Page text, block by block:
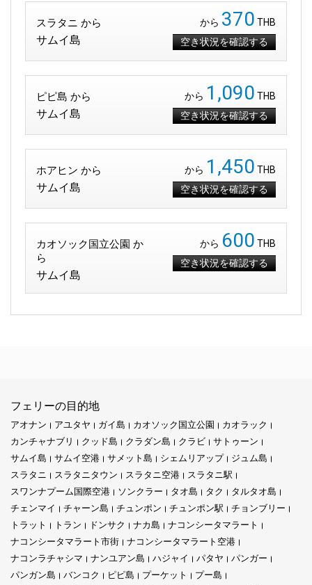
スラタニ から
サムイ島
から 370 THB
空き状況を確認する
ピピ島 から
サムイ島
から 1,090 THB
空き状況を確認する
ホアヒン から
サムイ島
から 1,450 THB
空き状況を確認する
カオソック国立公園 か
ら
サムイ島
から 600 THB
空き状況を確認する
フェリーの目的地
アオナン アユタヤ ガイ島 カオソック国立公園
カオラック
カンチャナブリ
クッド島 クラダン島 クラビ
サトゥーン
サムイ島
サムイ空港 サメット島 シェムリアップ
ジュム島
スラタニ
スラタニタウン スラタニ空港
スラタニ駅
スワンナプーム国際空港
ソンクラー タオ島 タク
タルタオ島
チェンマイ
チャーン島 チュンポン チュンポン駅
チョンブリー
トラット
トラン ドンサク ナカ島
ナコンシータマラート
ナコンシータマラート市街
ナコンシータマラート空港
ナコンラチャシマ
ナンユアン島 ハジャイ パタヤ
パンガー
パンガン島
バンコク ピピ島 プーケット
プー島